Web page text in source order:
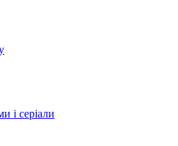
і серіали